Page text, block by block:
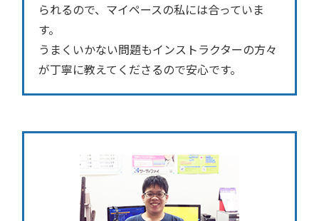
られるので、マイペースの私には合っていま
す。
うまくいかない問題もインストラクターの方々
が丁寧に教えてくださるので安心です。